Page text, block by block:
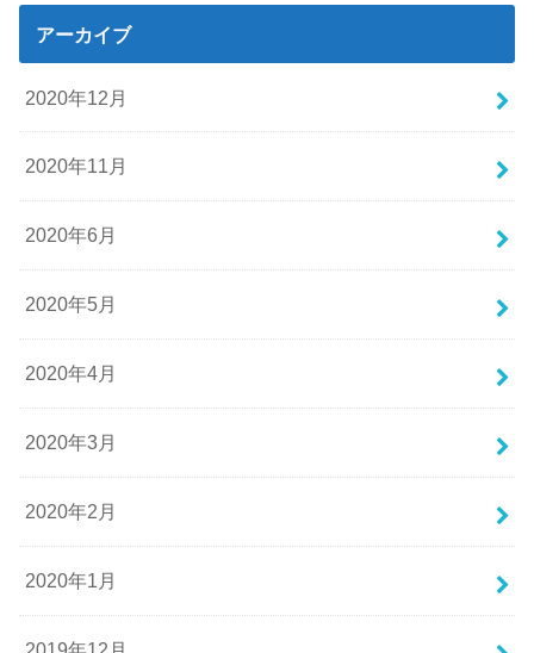
アーカイブ
2020年12月
2020年11月
2020年6月
2020年5月
2020年4月
2020年3月
2020年2月
2020年1月